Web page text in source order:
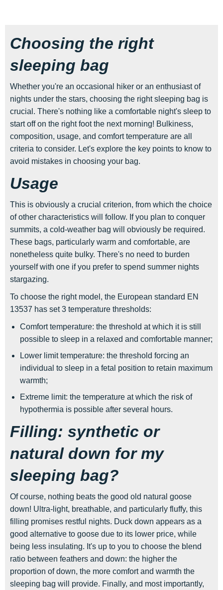
Choosing the right
sleeping bag
Whether you're an occasional hiker or an enthusiast of
nights under the stars, choosing the right sleeping bag is
crucial. There's nothing like a comfortable night's sleep to
start off on the right foot the next morning! Bulkiness,
composition, usage, and comfort temperature are all
criteria to consider. Let's explore the key points to know to
avoid mistakes in choosing your bag.
Usage
This is obviously a crucial criterion, from which the choice
of other characteristics will follow. If you plan to conquer
summits, a cold-weather bag will obviously be required.
These bags, particularly warm and comfortable, are
nonetheless quite bulky. There's no need to burden
yourself with one if you prefer to spend summer nights
stargazing.
To choose the right model, the European standard EN
13537 has set 3 temperature thresholds:
Comfort temperature: the threshold at which it is still
possible to sleep in a relaxed and comfortable manner;
Lower limit temperature: the threshold forcing an
individual to sleep in a fetal position to retain maximum
warmth;
Extreme limit: the temperature at which the risk of
hypothermia is possible after several hours.
Filling: synthetic or
natural down for my
sleeping bag?
Of course, nothing beats the good old natural goose
down! Ultra-light, breathable, and particularly fluffy, this
filling promises restful nights. Duck down appears as a
good alternative to goose due to its lower price, while
being less insulating. It's up to you to choose the blend
ratio between feathers and down: the higher the
proportion of down, the more comfort and warmth the
sleeping bag will provide. Finally, and most importantly,